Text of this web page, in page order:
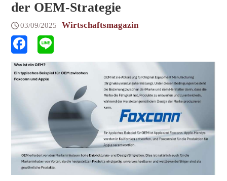
der OEM-Strategie
03/09/2025 Wirtschaftsmagazin